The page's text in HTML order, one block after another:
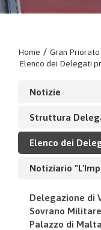
Home / Gran
Elenco dei Delegati
Notizie
Struttura
Elenco dei
Notiziario
Delegazione di
Sovrano
Palazzo di Malta